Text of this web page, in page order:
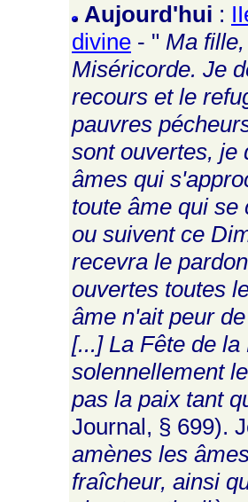
Aujourd'hui :
divine - " Ma
Miséricorde. Je
recours et le
pauvres
sont ouvertes, je
âmes qui
toute âme qui se
ou suivent ce
recevra le
ouvertes toutes
âme n'ait peur
[...] La Fête de
solennellement
pas la paix tant
Journal, § 699).
amènes les
fraîcheur, ainsi